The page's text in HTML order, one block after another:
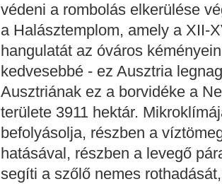
védeni a rombolás elkerülése
a Halásztemplom, amely a XII-
hangulatát az óváros
kedvesebbé - ez Ausztria
Ausztriának ez a borvidéke a
területe 3911 hektár.
befolyásolja, részben a
hatásával, részben a levegő
segíti a szőlő nemes